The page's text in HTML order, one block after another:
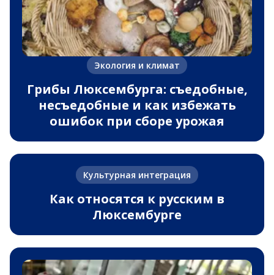
Экология и климат
Грибы Люксембурга: съедобные,
несъедобные и как избежать
ошибок при сборе урожая
Культурная интеграция
Как относятся к русским в
Люксембурге